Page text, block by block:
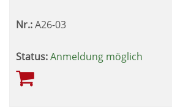
Nr.:A26-03
Status:Anmeldung möglich